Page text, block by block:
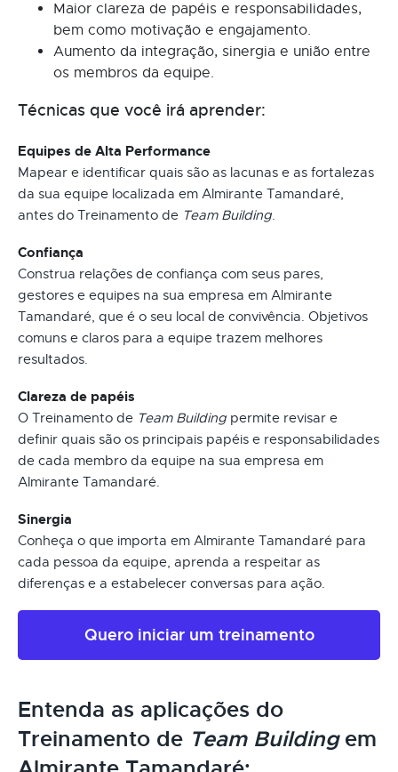
Maior clareza de papéis e responsabilidades,
bem como motivação e engajamento.
Aumento da integração, sinergia e união entre
os membros da equipe.
Técnicas que você irá aprender:
Equipes de Alta Performance
Mapear e identificar quais são as lacunas e as fortalezas
da sua equipe localizada em Almirante Tamandaré,
antes do Treinamento de Team Building.
Confiança
Construa relações de confiança com seus pares,
gestores e equipes na sua empresa em Almirante
Tamandaré, que é o seu local de convivência. Objetivos
comuns e claros para a equipe trazem melhores
resultados.
Clareza de papéis
O Treinamento de Team Building permite revisar e
definir quais são os principais papéis e responsabilidades
de cada membro da equipe na sua empresa em
Almirante Tamandaré.
Sinergia
Conheça o que importa em Almirante Tamandaré para
cada pessoa da equipe, aprenda a respeitar as
diferenças e a estabelecer conversas para ação.
Quero iniciar um treinamento
Entenda as aplicações do
Treinamento de Team Buildingem